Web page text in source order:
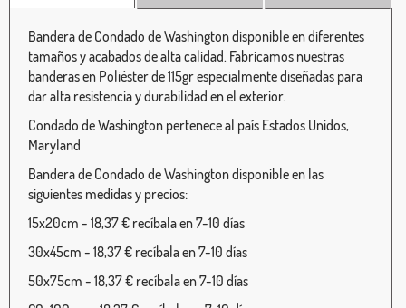
Bandera de Condado de Washington disponible en diferentes
tamaños y acabados de alta calidad. Fabricamos nuestras
banderas en Poliéster de 115gr especialmente diseñadas para
dar alta resistencia y durabilidad en el exterior.
Condado de Washington pertenece al país Estados Unidos,
Maryland
Bandera de Condado de Washington disponible en las
siguientes medidas y precios:
15x20cm - 18,37 € recíbala en 7-10 días
30x45cm - 18,37 € recíbala en 7-10 días
50x75cm - 18,37 € recíbala en 7-10 días